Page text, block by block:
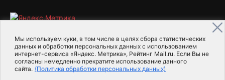
Мы используем куки, в том числе в целях сбора статистических
данных и обработки персональных данных с использованием
интернет-сервиса «Яндекс. Метрика», Рейтинг Mail.ru. Если Вы не
согласны немедленно прекратите использование данного
сайта. (Политика обработки персональных данных)
2015-2026- Информационное агентство МедиаПоток